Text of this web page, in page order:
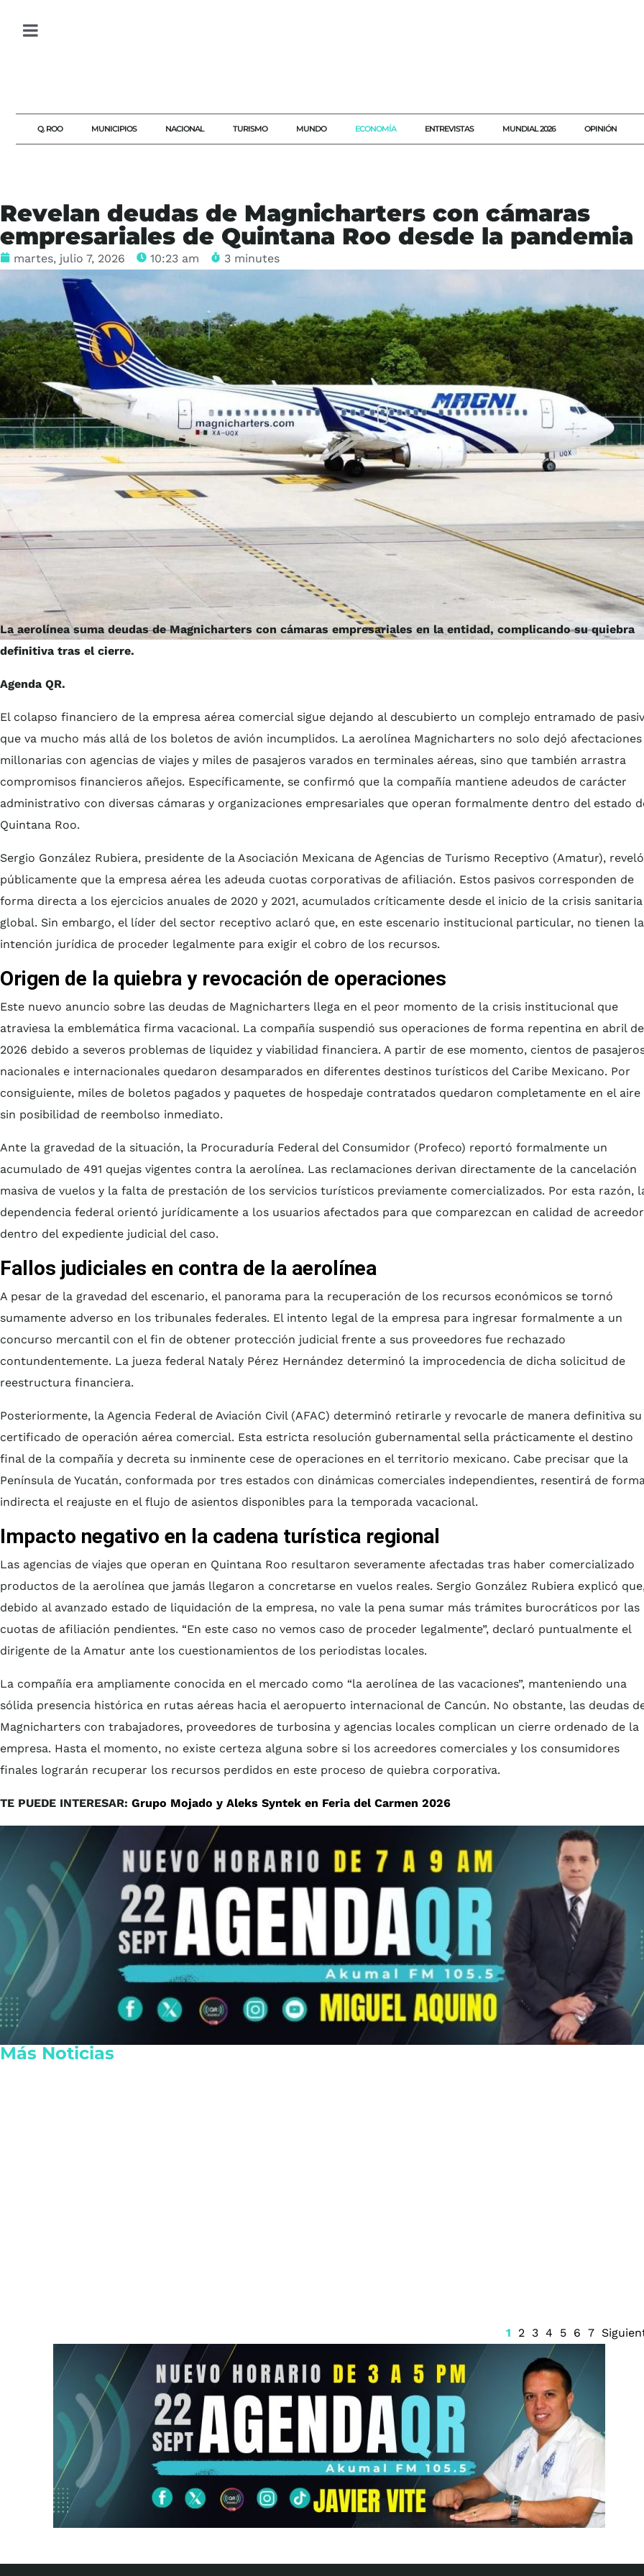
Q. ROO MUNICIPIOS NACIONAL TURISMO MUNDO ECONOMÍA ENTREVISTAS MUNDIAL 2026 OPINIÓN
Revelan deudas de Magnicharters con cámaras
empresariales de Quintana Roo desde la pandemia
martes, julio 7, 2026 10:23 am 3 minutes
La aerolínea suma deudas de Magnicharters con cámaras empresariales en la entidad, complicando su quiebra
definitiva tras el cierre.
Agenda QR.
El colapso financiero de la empresa aérea comercial sigue dejando al descubierto un complejo entramado de
que va mucho más allá de los boletos de avión incumplidos. La aerolínea Magnicharters no solo dejó afectaciones
millonarias con agencias de viajes y miles de pasajeros varados en terminales aéreas, sino que también arrastra
compromisos financieros añejos. Específicamente, se confirmó que la compañía mantiene adeudos de carácter
administrativo con diversas cámaras y organizaciones empresariales que operan formalmente dentro del estado
Quintana Roo.
Sergio González Rubiera, presidente de la Asociación Mexicana de Agencias de Turismo Receptivo (Amatur), reveló
públicamente que la empresa aérea les adeuda cuotas corporativas de afiliación. Estos pasivos corresponden de
forma directa a los ejercicios anuales de 2020 y 2021, acumulados críticamente desde el inicio de la crisis sanitaria
global. Sin embargo, el líder del sector receptivo aclaró que, en este escenario institucional particular, no tienen la
intención jurídica de proceder legalmente para exigir el cobro de los recursos.
Origen de la quiebra y revocación de operaciones
Este nuevo anuncio sobre las deudas de Magnicharters llega en el peor momento de la crisis institucional que
atraviesa la emblemática firma vacacional. La compañía suspendió sus operaciones de forma repentina en abril de
2026 debido a severos problemas de liquidez y viabilidad financiera. A partir de ese momento, cientos de
nacionales e internacionales quedaron desamparados en diferentes destinos turísticos del Caribe Mexicano. Por
consiguiente, miles de boletos pagados y paquetes de hospedaje contratados quedaron completamente en el aire
sin posibilidad de reembolso inmediato.
Ante la gravedad de la situación, la Procuraduría Federal del Consumidor (Profeco) reportó formalmente un
acumulado de 491 quejas vigentes contra la aerolínea. Las reclamaciones derivan directamente de la cancelación
masiva de vuelos y la falta de prestación de los servicios turísticos previamente comercializados. Por esta razón,
dependencia federal orientó jurídicamente a los usuarios afectados para que comparezcan en calidad de
dentro del expediente judicial del caso.
Fallos judiciales en contra de la aerolínea
A pesar de la gravedad del escenario, el panorama para la recuperación de los recursos económicos se tornó
sumamente adverso en los tribunales federales. El intento legal de la empresa para ingresar formalmente a un
concurso mercantil con el fin de obtener protección judicial frente a sus proveedores fue rechazado
contundentemente. La jueza federal Nataly Pérez Hernández determinó la improcedencia de dicha solicitud de
reestructura financiera.
Posteriormente, la Agencia Federal de Aviación Civil (AFAC) determinó retirarle y revocarle de manera definitiva su
certificado de operación aérea comercial. Esta estricta resolución gubernamental sella prácticamente el destino
final de la compañía y decreta su inminente cese de operaciones en el territorio mexicano. Cabe precisar que la
Península de Yucatán, conformada por tres estados con dinámicas comerciales independientes, resentirá de
indirecta el reajuste en el flujo de asientos disponibles para la temporada vacacional.
Impacto negativo en la cadena turística regional
Las agencias de viajes que operan en Quintana Roo resultaron severamente afectadas tras haber comercializado
productos de la aerolínea que jamás llegaron a concretarse en vuelos reales. Sergio González Rubiera explicó
debido al avanzado estado de liquidación de la empresa, no vale la pena sumar más trámites burocráticos por las
cuotas de afiliación pendientes. “En este caso no vemos caso de proceder legalmente”, declaró puntualmente el
dirigente de la Amatur ante los cuestionamientos de los periodistas locales.
La compañía era ampliamente conocida en el mercado como “la aerolínea de las vacaciones”, manteniendo una
sólida presencia histórica en rutas aéreas hacia el aeropuerto internacional de Cancún. No obstante, las deudas
Magnicharters con trabajadores, proveedores de turbosina y agencias locales complican un cierre ordenado de la
empresa. Hasta el momento, no existe certeza alguna sobre si los acreedores comerciales y los consumidores
finales lograrán recuperar los recursos perdidos en este proceso de quiebra corporativa.
TE PUEDE INTERESAR: Grupo Mojado y Aleks Syntek en Feria del Carmen 2026
Más Noticias
1 2 3 4 5 6 7